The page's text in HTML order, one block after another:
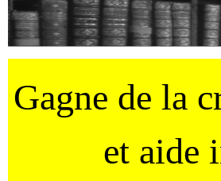
Gagne de la
et aide